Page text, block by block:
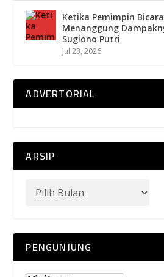
Ketika Pemimpin
Menanggung
Sugiono Putri
Jul 23, 2026
ADVERTORIAL
ARSIP
PENGUNJUNG